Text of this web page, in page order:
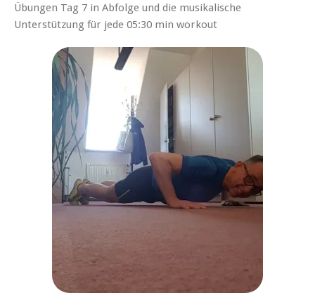
Übungen Tag 7 in Abfolge und die musikalische
Unterstützung für jede 05:30 min workout